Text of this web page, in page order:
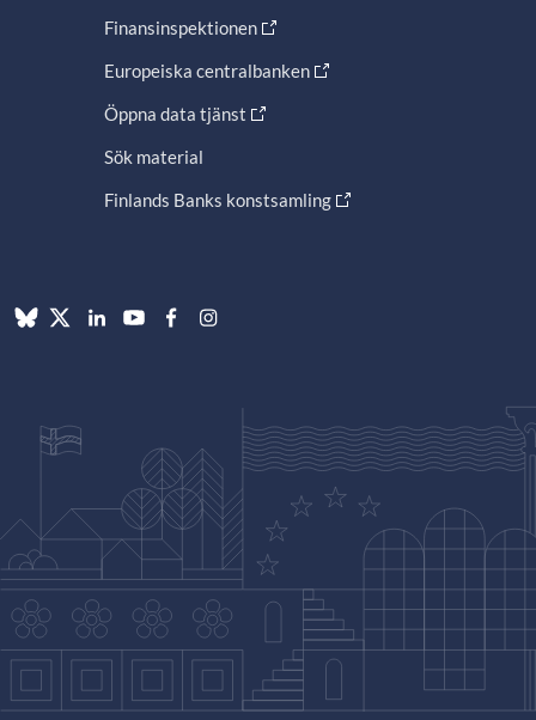
Finansinspektionen
Europeiska centralbanken
Öppna data tjänst
Sök material
Finlands Banks konstsamling